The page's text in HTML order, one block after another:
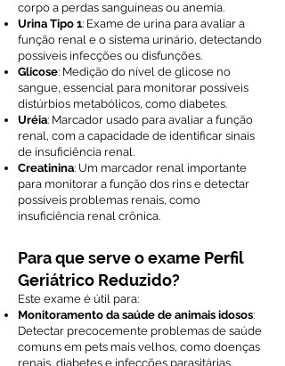
corpo a perdas sanguíneas ou anemia.
Urina Tipo 1: Exame de urina para avaliar a
função renal e o sistema urinário, detectando
possíveis infecções ou disfunções.
Glicose: Medição do nível de glicose no
sangue, essencial para monitorar possíveis
distúrbios metabólicos, como diabetes.
Uréia: Marcador usado para avaliar a função
renal, com a capacidade de identificar sinais
de insuficiência renal.
Creatinina: Um marcador renal importante
para monitorar a função dos rins e detectar
possíveis problemas renais, como
insuficiência renal crônica.
Para que serve o exame Perfil
Geriátrico Reduzido?
Este exame é útil para:
Monitoramento da saúde de animais idosos:
Detectar precocemente problemas de saúde
comuns em pets mais velhos, como doenças
renais, diabetes e infecções parasitárias.